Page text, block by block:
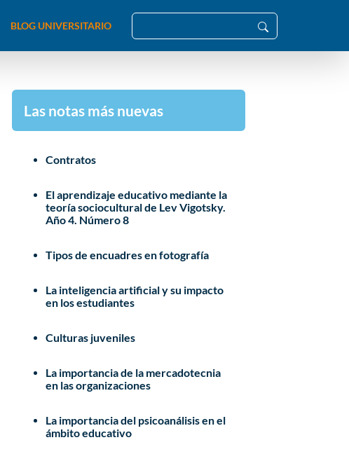
BLOG UNIVERSITARIO
Las notas más nuevas
Contratos
El aprendizaje educativo mediante la
teoría sociocultural de Lev Vigotsky.
Año 4. Número 8
Tipos de encuadres en fotografía
La inteligencia artificial y su impacto
en los estudiantes
Culturas juveniles
La importancia de la mercadotecnia
en las organizaciones
La importancia del psicoanálisis en el
ámbito educativo